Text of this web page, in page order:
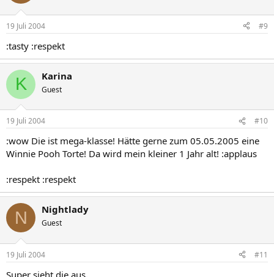
19 Juli 2004 #9
:tasty :respekt
K Karina
Guest
19 Juli 2004 #10
:wow Die ist mega-klasse! Hätte gerne zum 05.05.2005 eine
Winnie Pooh Torte! Da wird mein kleiner 1 Jahr alt! :applaus
:respekt :respekt
N Nightlady
Guest
19 Juli 2004 #11
Super sieht die aus.